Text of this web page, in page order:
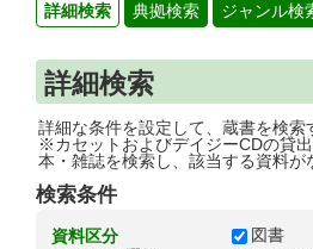
詳細検索 典拠検索 ジャンル検
詳細検索
詳細な条件を設定して、蔵書を検索
※カセットおよびデイジーCDの貸
本・雑誌を検索し、該当する資料
検索条件
資料区分
図書